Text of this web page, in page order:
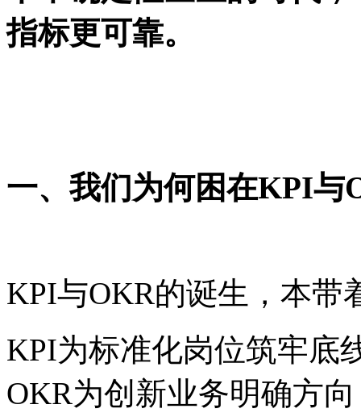
指标更可靠。
一、我们为何困在KPI与
KPI与OKR的诞生，本带
KPI为标准化岗位筑牢底
OKR为创新业务明确方